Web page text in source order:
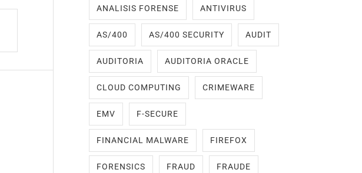
ANALISIS FORENSE ANTIVIRUS
AS/400 AS/400 SECURITY AUDIT
AUDITORIA AUDITORIA ORACLE
CLOUD COMPUTING CRIMEWARE
EMV F-SECURE
FINANCIAL MALWARE FIREFOX
FORENSICS FRAUD FRAUDE